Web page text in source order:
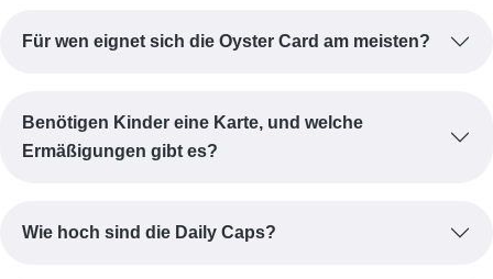
Für wen eignet sich die Oyster Card am meisten?
Benötigen Kinder eine Karte, und welche
Ermäßigungen gibt es?
Wie hoch sind die Daily Caps?